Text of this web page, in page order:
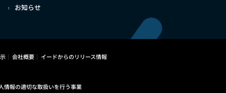
お知らせ
会社概要 イードからのリリース情報
情報の適切な取扱いを行う事業